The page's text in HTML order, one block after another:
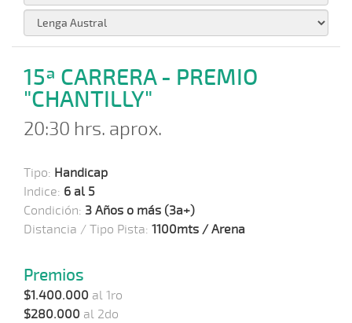
15ª CARRERA - PREMIO
"CHANTILLY"
20:30 hrs. aprox.
Tipo: Handicap
Indice: 6 al 5
Condición: 3 Años o más (3a+)
Distancia / Tipo Pista: 1100mts / Arena
Premios
$1.400.000 al 1ro
$280.000 al 2do